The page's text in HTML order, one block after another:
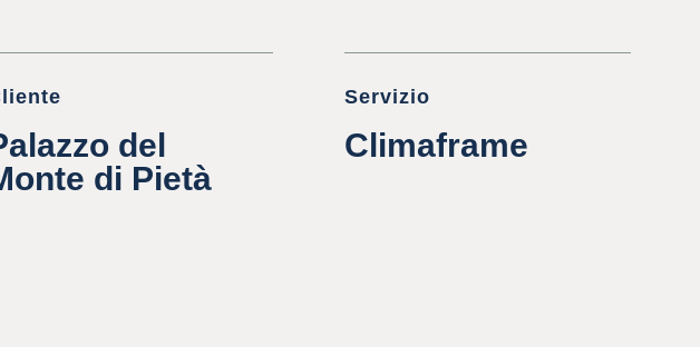
del
di Pietà
Servizio
Climaframe